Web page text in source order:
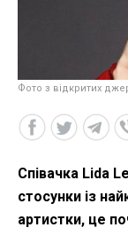
Фото з відкритих
Співачка Lida
стосунки із
артистки, це